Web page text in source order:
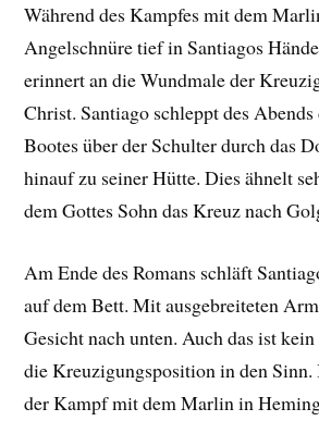
Während des Kampfes mit dem
Angelschnüre tief in Santiagos
erinnert an die Wundmale der
Christ. Santiago schleppt des
Bootes über der Schulter durch das
hinauf zu seiner Hütte. Dies ähnelt
dem Gottes Sohn das Kreuz nach
Am Ende des Romans schläft
auf dem Bett. Mit ausgebreiteten
Gesicht nach unten. Auch das ist
die Kreuzigungsposition in den Sinn.
der Kampf mit dem Marlin in